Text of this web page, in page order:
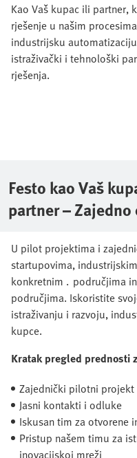
Kao Vaš kupac ili partner,
rješenje u našim
industrijsku
istraživački i tehnološki
rješenja.
Festo kao Vaš
partner –
U pilot projektima i
startupovima,
konkretnim . područjima
područjima. Iskoristite
istraživanju i razvoju,
kupce.
Kratak pregled prednosti
Zajednički pilotni projekt
Jasni kontakti i odluke
Iskusan tim za otvorene
Pristup našem timu za
inovacijskoj mreži